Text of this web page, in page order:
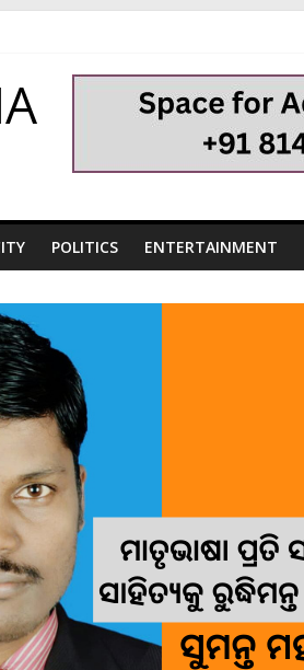
POLITICS ENTERTAINMENT